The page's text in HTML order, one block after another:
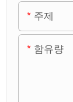
주제
함유량